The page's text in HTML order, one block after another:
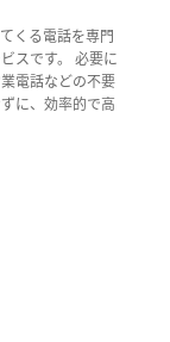
くる電話を専門
スです。 必要に
電話などの不要
に、効率的で高